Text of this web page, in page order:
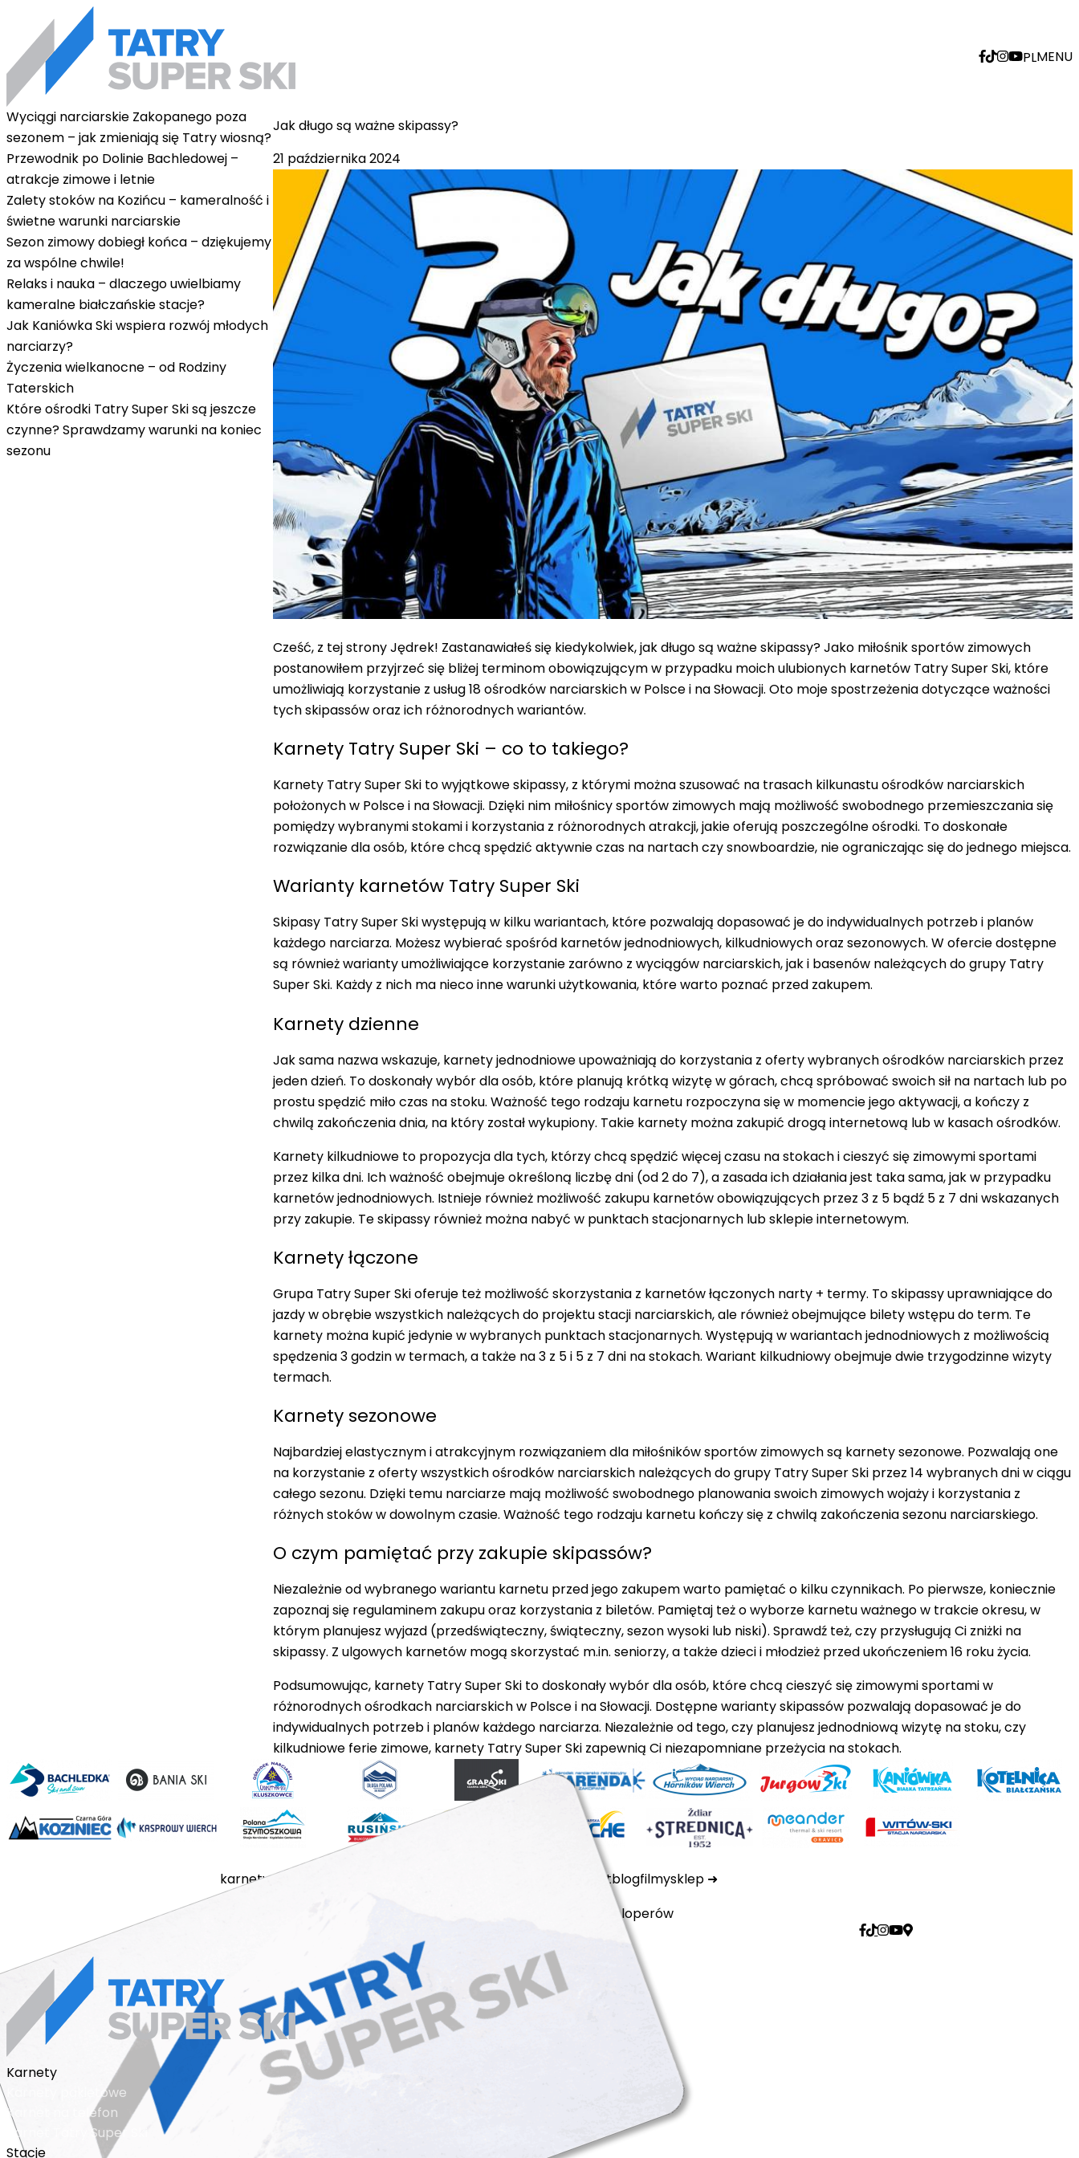
MENU
PL
Wyciągi narciarskie Zakopanego poza
sezonem – jak zmieniają się Tatry wiosną?
Przewodnik po Dolinie Bachledowej –
atrakcje zimowe i letnie
Zalety stoków na Kozińcu – kameralność i
świetne warunki narciarskie
Sezon zimowy dobiegł końca – dziękujemy
za wspólne chwile!
Relaks i nauka – dlaczego uwielbiamy
kameralne białczańskie stacje?
Jak Kaniówka Ski wspiera rozwój młodych
narciarzy?
Życzenia wielkanocne – od Rodziny
Taterskich
Które ośrodki Tatry Super Ski są jeszcze
czynne? Sprawdzamy warunki na koniec
sezonu
Jak długo są ważne skipassy?
21 października 2024
Cześć, z tej strony Jędrek! Zastanawiałeś się kiedykolwiek, jak długo są ważne skipassy? Jako miłośnik sportów zimowych
postanowiłem przyjrzeć się bliżej terminom obowiązującym w przypadku moich ulubionych karnetów Tatry Super Ski, które
umożliwiają korzystanie z usług 18 ośrodków narciarskich w Polsce i na Słowacji. Oto moje spostrzeżenia dotyczące ważności
tych skipassów oraz ich różnorodnych wariantów.
Karnety Tatry Super Ski – co to takiego?
Karnety Tatry Super Ski to wyjątkowe skipassy, z którymi można szusować na trasach kilkunastu ośrodków narciarskich
położonych w Polsce i na Słowacji. Dzięki nim miłośnicy sportów zimowych mają możliwość swobodnego przemieszczania się
pomiędzy wybranymi stokami i korzystania z różnorodnych atrakcji, jakie oferują poszczególne ośrodki. To doskonałe
rozwiązanie dla osób, które chcą spędzić aktywnie czas na nartach czy snowboardzie, nie ograniczając się do jednego miejsca.
Warianty karnetów Tatry Super Ski
Skipasy Tatry Super Ski występują w kilku wariantach, które pozwalają dopasować je do indywidualnych potrzeb i planów
każdego narciarza. Możesz wybierać spośród karnetów jednodniowych, kilkudniowych oraz sezonowych. W ofercie dostępne
są również warianty umożliwiające korzystanie zarówno z wyciągów narciarskich, jak i basenów należących do grupy Tatry
Super Ski. Każdy z nich ma nieco inne warunki użytkowania, które warto poznać przed zakupem.
Karnety dzienne
Jak sama nazwa wskazuje, karnety jednodniowe upoważniają do korzystania z oferty wybranych ośrodków narciarskich przez
jeden dzień. To doskonały wybór dla osób, które planują krótką wizytę w górach, chcą spróbować swoich sił na nartach lub po
prostu spędzić miło czas na stoku. Ważność tego rodzaju karnetu rozpoczyna się w momencie jego aktywacji, a kończy z
chwilą zakończenia dnia, na który został wykupiony. Takie karnety można zakupić drogą internetową lub w kasach ośrodków.
Karnety kilkudniowe to propozycja dla tych, którzy chcą spędzić więcej czasu na stokach i cieszyć się zimowymi sportami
przez kilka dni. Ich ważność obejmuje określoną liczbę dni (od 2 do 7), a zasada ich działania jest taka sama, jak w przypadku
karnetów jednodniowych. Istnieje również możliwość zakupu karnetów obowiązujących przez 3 z 5 bądź 5 z 7 dni wskazanych
przy zakupie. Te skipassy również można nabyć w punktach stacjonarnych lub sklepie internetowym.
Karnety łączone
Grupa Tatry Super Ski oferuje też możliwość skorzystania z karnetów łączonych narty + termy. To skipassy uprawniające do
jazdy w obrębie wszystkich należących do projektu stacji narciarskich, ale również obejmujące bilety wstępu do term. Te
karnety można kupić jedynie w wybranych punktach stacjonarnych. Występują w wariantach jednodniowych z możliwością
spędzenia 3 godzin w termach, a także na 3 z 5 i 5 z 7 dni na stokach. Wariant kilkudniowy obejmuje dwie trzygodzinne wizyty
termach.
Karnety sezonowe
Najbardziej elastycznym i atrakcyjnym rozwiązaniem dla miłośników sportów zimowych są karnety sezonowe. Pozwalają one
na korzystanie z oferty wszystkich ośrodków narciarskich należących do grupy Tatry Super Ski przez 14 wybranych dni w ciągu
całego sezonu. Dzięki temu narciarze mają możliwość swobodnego planowania swoich zimowych wojaży i korzystania z
różnych stoków w dowolnym czasie. Ważność tego rodzaju karnetu kończy się z chwilą zakończenia sezonu narciarskiego.
O czym pamiętać przy zakupie skipassów?
Niezależnie od wybranego wariantu karnetu przed jego zakupem warto pamiętać o kilku czynnikach. Po pierwsze, koniecznie
zapoznaj się regulaminem zakupu oraz korzystania z biletów. Pamiętaj też o wyborze karnetu ważnego w trakcie okresu, w
którym planujesz wyjazd (przedświąteczny, świąteczny, sezon wysoki lub niski). Sprawdź też, czy przysługują Ci zniżki na
skipassy. Z ulgowych karnetów mogą skorzystać m.in. seniorzy, a także dzieci i młodzież przed ukończeniem 16 roku życia.
Podsumowując, karnety Tatry Super Ski to doskonały wybór dla osób, które chcą cieszyć się zimowymi sportami w
różnorodnych ośrodkach narciarskich w Polsce i na Słowacji. Dostępne warianty skipassów pozwalają dopasować je do
indywidualnych potrzeb i planów każdego narciarza. Niezależnie od tego, czy planujesz jednodniową wizytę na stoku, czy
kilkudniowe ferie zimowe, karnety Tatry Super Ski zapewnią Ci niezapomniane przeżycia na stokach.
karnetystacje kontaktblogfilmysklep
dla developerów
Karnety
Karnety pakietowe
Karnet na telefon
Karnet Tatry Super Ski
Stacje